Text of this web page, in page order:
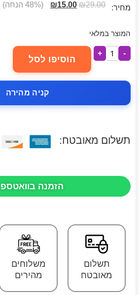
מחיר: ₪29.00
₪15.00 (48% הנחה)
המוצר במלאי
-
+
הוסיפו לסל
קניה מהירה
תשלום מאובטח:
הזמנה בוואטספ
תשלום
מאובטח
משלוחים
מהירים